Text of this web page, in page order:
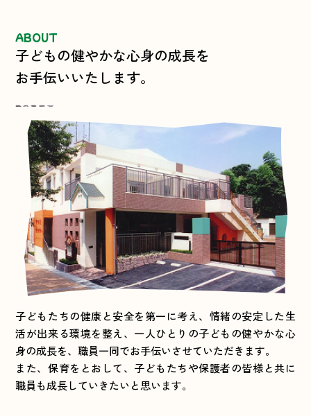
ABOUT
子どもの健やかな心身の成長を
お手伝いいたします。
子どもたちの健康と安全を第一に考え、情緒の安定した生
活が出来る環境を整え、一人ひとりの子どもの健やかな心
身の成長を、職員一同でお手伝いさせていただきます。
また、保育をとおして、子どもたちや保護者の皆様と共に
職員も成長していきたいと思います。